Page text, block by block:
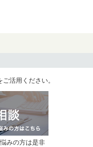
活用ください。
みの方は是非